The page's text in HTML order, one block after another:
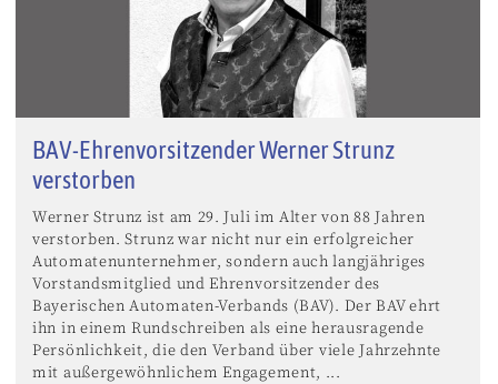
BAV-Ehrenvorsitzender Werner Strunz
verstorben
Werner Strunz ist am 29. Juli im Alter von 88 Jahren
verstorben. Strunz war nicht nur ein erfolgreicher
Automatenunternehmer, sondern auch langjähriges
Vorstandsmitglied und Ehrenvorsitzender des
Bayerischen Automaten-Verbands (BAV). Der BAV ehrt
ihn in einem Rundschreiben als eine herausragende
Persönlichkeit, die den Verband über viele Jahrzehnte
mit außergewöhnlichem Engagement, ...